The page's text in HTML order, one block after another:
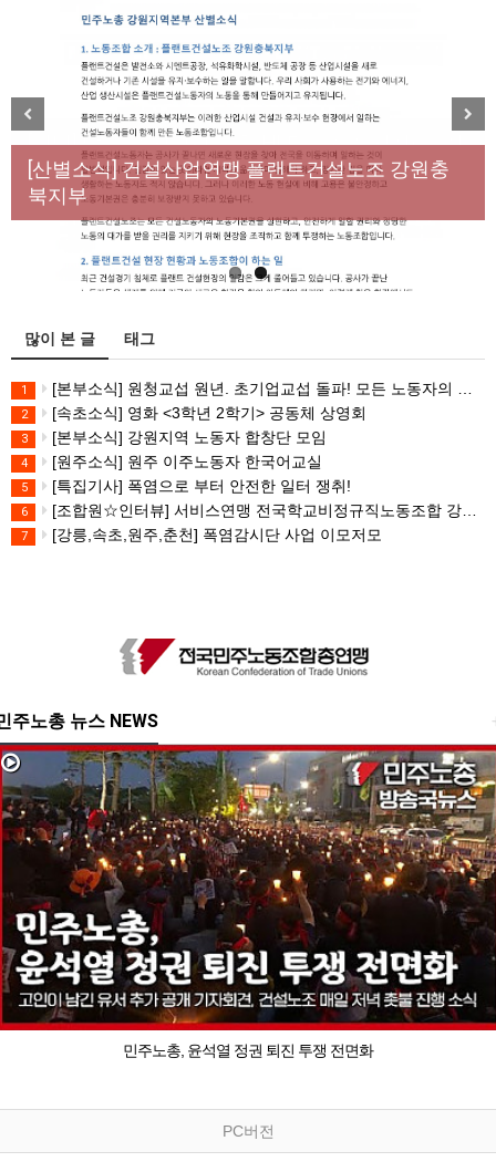
[성명] 막을 수 있었던 죽음, HL만도가 책임져라 : 청
년노동자 사망사고의 철저한 진상규명과 재발방지
대책 마련하라
[산별소식] 건설산업연맹 플랜트건설노조 강원충
북지부
Previous Next
많이 본 글 태그
1 [본부소식] 원청교섭 원년. 초기업교섭 돌파! 모든 노동자의 노동기본권 쟁취! 민주노총 7.15 총파업대회
2 [속초소식] 영화 <3학년 2학기> 공동체 상영회
3 [본부소식] 강원지역 노동자 합창단 모임
4 [원주소식] 원주 이주노동자 한국어교실
5 [특집기사] 폭염으로 부터 안전한 일터 쟁취!
6 [조합원☆인터뷰] 서비스연맹 전국학교비정규직노동조합 강원지부 김유미 춘천지회장
7 [강릉,속초,원주,춘천] 폭염감시단 사업 이모저모
주노총 뉴스 NEWS
민주노총, 윤석열 정권 퇴진 투쟁 전면화
PC버전